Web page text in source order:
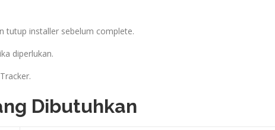
tutup installer sebelum complete.
diperlukan.
Dibutuhkan